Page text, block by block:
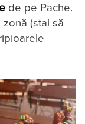
de pe Pache.
(stai să